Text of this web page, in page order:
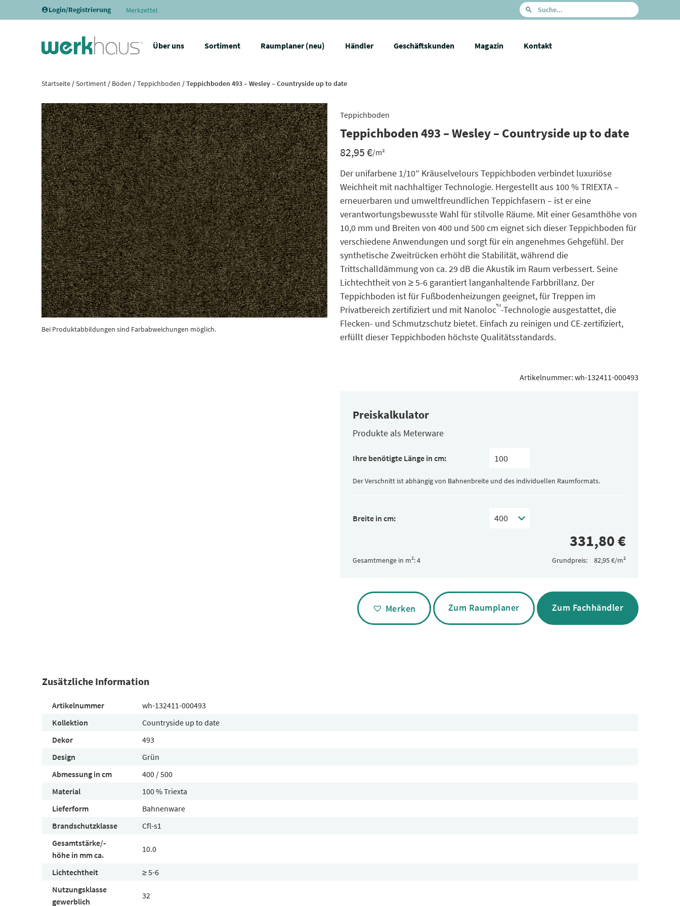
Login/Registrierung Merkzettel
Über uns Sortiment Raumplaner (neu) Händler Geschäftskunden Magazin Kontakt
Startseite/Sortiment/ Boden /Teppichboden / Teppichboden 493 – Wesley – Countryside up to date
Bei Produktabbildungen sind Farbabweichungen möglich.
Teppichboden
Teppichboden 493 – Wesley – Countryside up to date
82,95€/m²
Der unifarbene 1/10″ Kräuselvelours Teppichboden verbindet luxuriöse
Weichheit mit nachhaltiger Technologie. Hergestellt aus 100 % TRIEXTA –
erneuerbaren und umweltfreundlichen Teppichfasern – ist er eine
verantwortungsbewusste Wahl für stilvolle Räume. Mit einer Gesamthöhe von
10,0 mm und Breiten von 400 und 500 cm eignet sich dieser Teppichboden für
verschiedene Anwendungen und sorgt für ein angenehmes Gehgefühl. Der
synthetische Zweitrücken erhöht die Stabilität, während die
Trittschalldämmung von ca. 29 dB die Akustik im Raum verbessert. Seine
Lichtechtheit von ≥ 5-6 garantiert langanhaltende Farbbrillanz. Der
Teppichboden ist für Fußbodenheizungen geeignet, für Treppen im
Privatbereich zertifiziert und mit Nanoloc™-Technologie ausgestattet, die
Flecken- und Schmutzschutz bietet. Einfach zu reinigen und CE-zertifiziert,
erfüllt dieser Teppichboden höchste Qualitätsstandards.
Artikelnummer: wh-132411-000493
Preiskalkulator
Produkte als Meterware
Ihre benötigte Länge in cm:
Der Verschnitt ist abhängig von Bahnenbreite und des individuellen Raumformats.
Breite in cm:
Gesamtmenge in m²: Grundpreis:
Alternative:
Merken Zum Raumplaner Zum Fachhändler
Zusätzliche Information
Artikelnummer
wh-132411-000493
Kollektion
Countryside up to date
Dekor
493
Design
Grün
Abmessung in cm
400 / 500
Material
100 % Triexta
Lieferform
Bahnenware
Brandschutzklasse
Cfl-s1
Gesamtstärke/-
höhe in mm ca.
10.0
Lichtechtheit
≥ 5-6
Nutzungsklasse
gewerblich
32